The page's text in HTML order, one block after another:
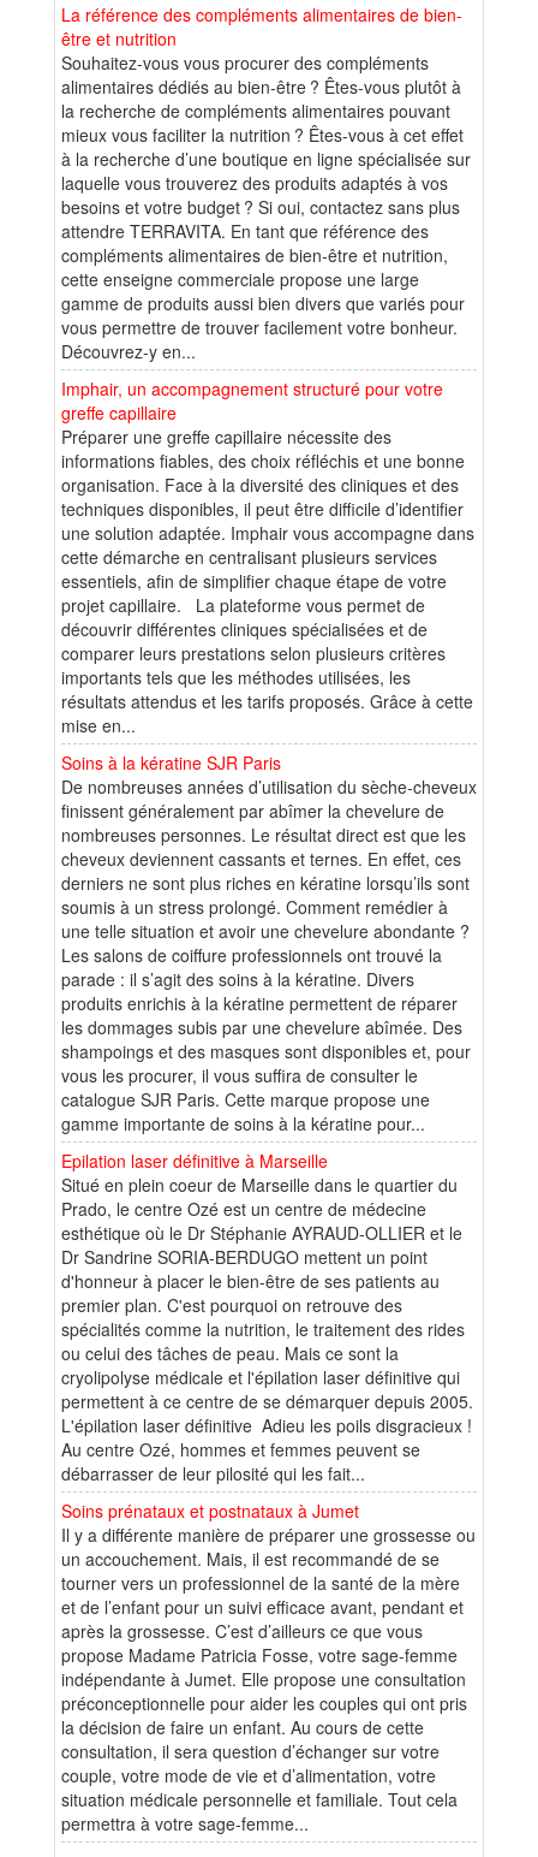
La référence des compléments alimentaires de bien-
être et nutrition
Souhaitez-vous vous procurer des compléments
alimentaires dédiés au bien-être ? Êtes-vous plutôt à
la recherche de compléments alimentaires pouvant
mieux vous faciliter la nutrition ? Êtes-vous à cet effet
à la recherche d’une boutique en ligne spécialisée sur
laquelle vous trouverez des produits adaptés à vos
besoins et votre budget ? Si oui, contactez sans plus
attendre TERRAVITA. En tant que référence des
compléments alimentaires de bien-être et nutrition,
cette enseigne commerciale propose une large
gamme de produits aussi bien divers que variés pour
vous permettre de trouver facilement votre bonheur.
Découvrez-y en...
Imphair, un accompagnement structuré pour votre
greffe capillaire
Préparer une greffe capillaire nécessite des
informations fiables, des choix réfléchis et une bonne
organisation. Face à la diversité des cliniques et des
techniques disponibles, il peut être difficile d’identifier
une solution adaptée. Imphair vous accompagne dans
cette démarche en centralisant plusieurs services
essentiels, afin de simplifier chaque étape de votre
projet capillaire. La plateforme vous permet de
découvrir différentes cliniques spécialisées et de
comparer leurs prestations selon plusieurs critères
importants tels que les méthodes utilisées, les
résultats attendus et les tarifs proposés. Grâce à cette
mise en...
Soins à la kératine SJR Paris
De nombreuses années d’utilisation du sèche-cheveux
finissent généralement par abîmer la chevelure de
nombreuses personnes. Le résultat direct est que les
cheveux deviennent cassants et ternes. En effet, ces
derniers ne sont plus riches en kératine lorsqu’ils sont
soumis à un stress prolongé. Comment remédier à
une telle situation et avoir une chevelure abondante ?
Les salons de coiffure professionnels ont trouvé la
parade : il s’agit des soins à la kératine. Divers
produits enrichis à la kératine permettent de réparer
les dommages subis par une chevelure abîmée. Des
shampoings et des masques sont disponibles et, pour
vous les procurer, il vous suffira de consulter le
catalogue SJR Paris. Cette marque propose une
gamme importante de soins à la kératine pour...
Epilation laser définitive à Marseille
Situé en plein coeur de Marseille dans le quartier du
Prado, le centre Ozé est un centre de médecine
esthétique où le Dr Stéphanie AYRAUD-OLLIER et le
Dr Sandrine SORIA-BERDUGO mettent un point
d'honneur à placer le bien-être de ses patients au
premier plan. C'est pourquoi on retrouve des
spécialités comme la nutrition, le traitement des rides
ou celui des tâches de peau. Mais ce sont la
cryolipolyse médicale et l'épilation laser définitive qui
permettent à ce centre de se démarquer depuis 2005.
L'épilation laser définitive Adieu les poils disgracieux !
Au centre Ozé, hommes et femmes peuvent se
débarrasser de leur pilosité qui les fait...
Soins prénataux et postnataux à Jumet
Il y a différente manière de préparer une grossesse ou
un accouchement. Mais, il est recommandé de se
tourner vers un professionnel de la santé de la mère
et de l’enfant pour un suivi efficace avant, pendant et
après la grossesse. C’est d’ailleurs ce que vous
propose Madame Patricia Fosse, votre sage-femme
indépendante à Jumet. Elle propose une consultation
préconceptionnelle pour aider les couples qui ont pris
la décision de faire un enfant. Au cours de cette
consultation, il sera question d’échanger sur votre
couple, votre mode de vie et d’alimentation, votre
situation médicale personnelle et familiale. Tout cela
permettra à votre sage-femme...